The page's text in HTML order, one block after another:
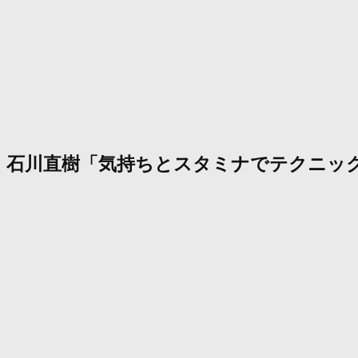
石川直樹「気持ちとスタミナでテクニッ